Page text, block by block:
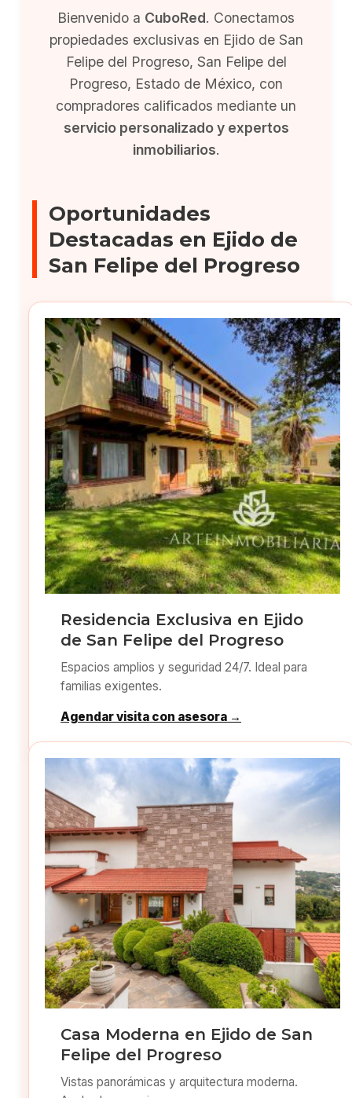
Bienvenido a CuboRed. Conectamos
propiedades exclusivas en Ejido de San
Felipe del Progreso, San Felipe del
Progreso, Estado de México, con
compradores calificados mediante un
servicio personalizado y expertos
inmobiliarios.
Oportunidades
Destacadas en Ejido de
San Felipe del Progreso
Residencia Exclusiva en Ejido
de San Felipe del Progreso
Espacios amplios y seguridad 24/7. Ideal para
familias exigentes.
Agendar visita con asesora →
Casa Moderna en Ejido de San
Felipe del Progreso
Vistas panorámicas y arquitectura moderna.